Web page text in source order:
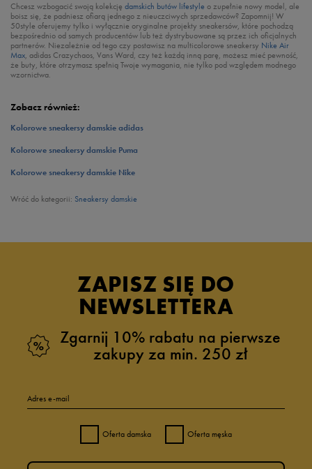
Chcesz wzbogacić swoją kolekcję damskich butów lifestyle o zupełnie nowy model, ale
boisz się, że padniesz ofiarą jednego z nieuczciwych sprzedawców? Zapomnij! W
50style oferujemy tylko i wyłącznie oryginalne projekty sneakersów, które pochodzą
bezpośrednio od samych producentów lub też dystrybuowane są przez ich oficjalnych
partnerów. Niezależnie od tego czy postawisz na multicolorowe sneakersy Nike Air
Max, adidas Crazychaos, Vans Ward, czy też każdą inną parę, możesz mieć pewność,
że buty, które otrzymasz spełnią Twoje wymagania, nie tylko pod względem modnego
wzornictwa.
Zobacz również:
Kolorowe sneakersy damskie adidas
Kolorowe sneakersy damskie Puma
Kolorowe sneakersy damskie Nike
Wróć do kategorii: Sneakersy damskie
ZAPISZ SIĘ DO
NEWSLETTERA
Zgarnij 10% rabatu na pierwsze
zakupy za min. 250 zł
Adres e-mail
Oferta damska Oferta męska